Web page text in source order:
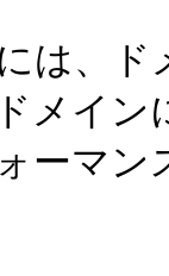
は、
メイ
ーマ